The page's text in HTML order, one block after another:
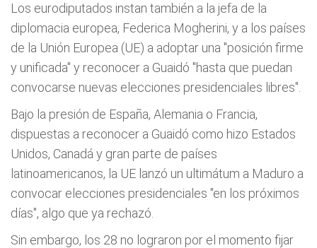
Los eurodiputados instan también a la jefa de la
diplomacia europea, Federica Mogherini, y a los países
de la Unión Europea (UE) a adoptar una "posición firme
y unificada" y reconocer a Guaidó "hasta que puedan
convocarse nuevas elecciones presidenciales libres".
Bajo la presión de España, Alemania o Francia,
dispuestas a reconocer a Guaidó como hizo Estados
Unidos, Canadá y gran parte de países
latinoamericanos, la UE lanzó un ultimátum a Maduro a
convocar elecciones presidenciales "en los próximos
días", algo que ya rechazó.
Sin embargo, los 28 no lograron por el momento fijar